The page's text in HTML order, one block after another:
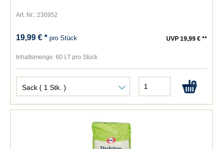
Art. Nr.: 230952
19,99 € *pro Stück UVP 19,99 € **
Inhaltsmenge: 60 LT pro Stück